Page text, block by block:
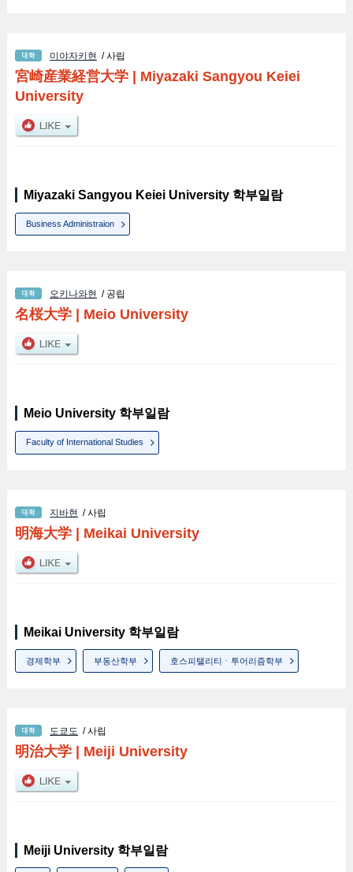
미야자키현 / 사립
宮崎産業経営大学| Miyazaki Sangyou Keiei
University
Miyazaki Sangyou Keiei University 학부일람
Business Administraion
오키나와현 / 공립
名桜大学| Meio University
Meio University 학부일람
Faculty of International Studies
지바현 / 사립
明海大学| Meikai University
Meikai University 학부일람
경제학부 부동산학부 호스피탤리티ㆍ투어리즘학부
도쿄도 / 사립
明治大学| Meiji University
Meiji University 학부일람